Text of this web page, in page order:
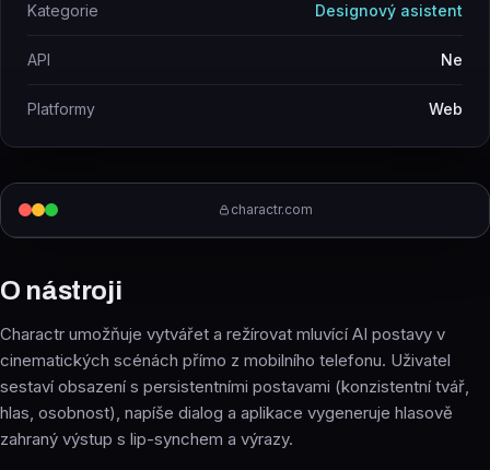
charactr.com
O nástroji
Charactr umožňuje vytvářet a režírovat mluvící AI postavy v
cinematických scénách přímo z mobilního telefonu. Uživatel
sestaví obsazení s persistentními postavami (konzistentní tvář,
hlas, osobnost), napíše dialog a aplikace vygeneruje hlasově
zahraný výstup s lip-synchem a výrazy.
Kategorie Designový asistent
API Ne
Platformy Web